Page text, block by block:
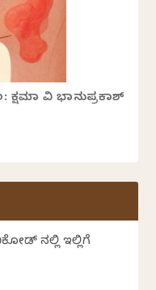
ಕ್ಷಮಾ ವಿ ಭಾನುಪ್ರಕಾಶ್
ನಲ್ಲಿ ಇಲ್ಲಿಗೆ